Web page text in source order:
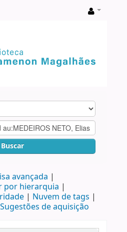
Buscar
avançada
por hierarquia
Nuvem de tags
Sugestões de aquisição